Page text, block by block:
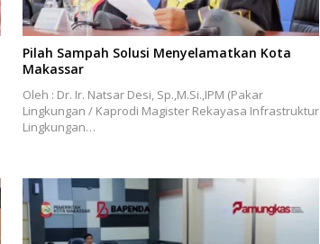
Pilah Sampah Solusi Menyelamatkan Kota
Makassar
Oleh : Dr. Ir. Natsar Desi, Sp.,M.Si.,IPM (Pakar
Lingkungan / Kaprodi Magister Rekayasa Infrastruktur
Lingkungan…